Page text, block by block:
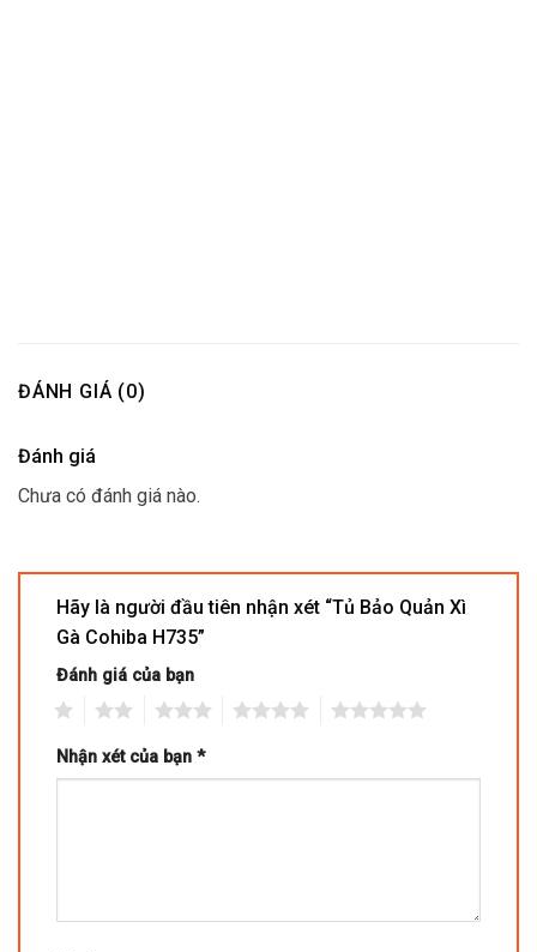
ĐÁNH GIÁ (0)
Đánh giá
Chưa có đánh giá nào.
Hãy là người đầu tiên nhận xét “Tủ Bảo Quản Xì
Gà Cohiba H735”
Đánh giá của bạn
Nhận xét của bạn *